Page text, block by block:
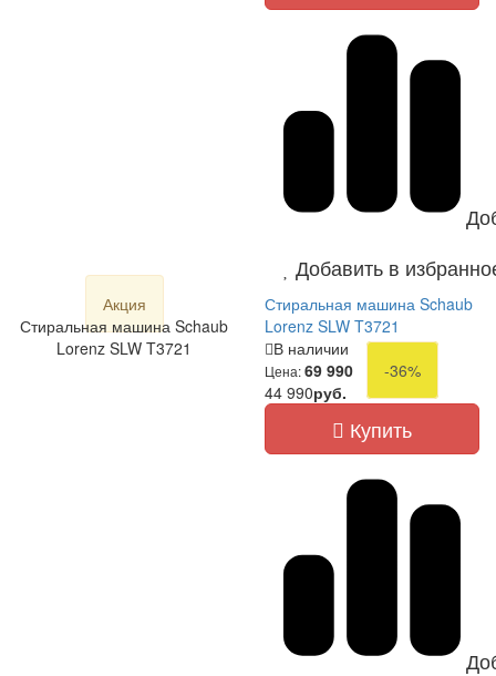
Добавить в
Акция
Стиральная машина Schaub
Lorenz SLW T3721
Стиральная машина Schaub
Lorenz SLW T3721
В наличии
Цена:69 990
-36%
44 990руб.
Купить